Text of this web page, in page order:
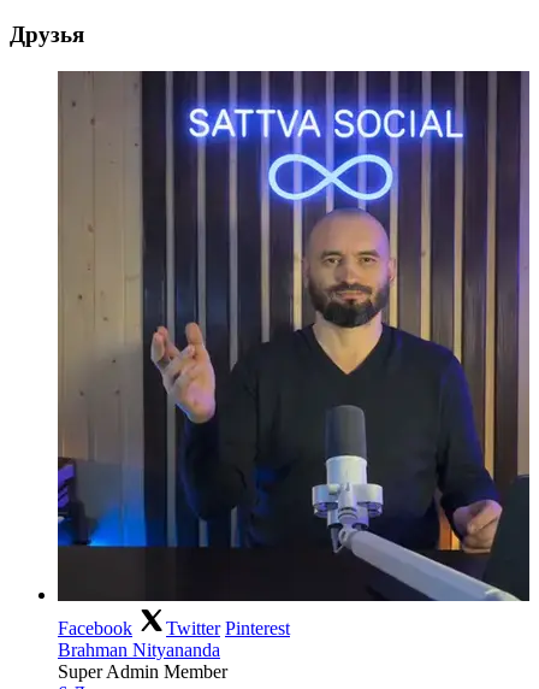
Друзья
Facebook Twitter Pinterest
Brahman Nityananda
Super Admin Member